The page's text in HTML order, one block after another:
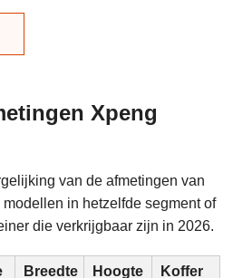
Xpeng
van de afmetingen van
in hetzelfde segment of
die verkrijgbaar zijn in 2026.
Breedte Hoogte Koffer